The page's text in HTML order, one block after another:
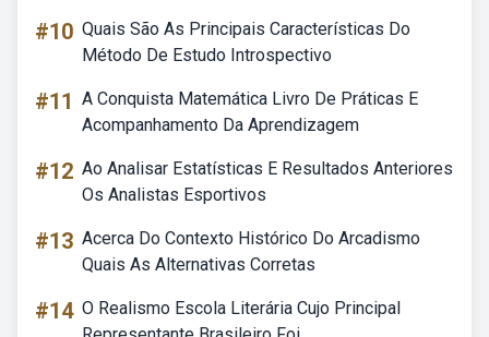
#10 Quais São As Principais Características Do
Método De Estudo Introspectivo
#11 A Conquista Matemática Livro De Práticas E
Acompanhamento Da Aprendizagem
#12 Ao Analisar Estatísticas E Resultados Anteriores
Os Analistas Esportivos
#13 Acerca Do Contexto Histórico Do Arcadismo
Quais As Alternativas Corretas
#14 O Realismo Escola Literária Cujo Principal